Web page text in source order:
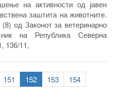
на активности од јавен
заштита на животните.
од Законот за ветеринарно
на Република Северна
136/11,
Page
151
Current
page
152 Page
153 Page
154